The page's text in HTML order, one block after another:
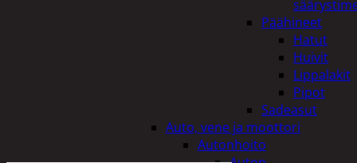
Päähineet
Hatut
Huivit
Lippalakit
Pipot
Sadeasut
Auto, vene ja moottori
Autonhoito